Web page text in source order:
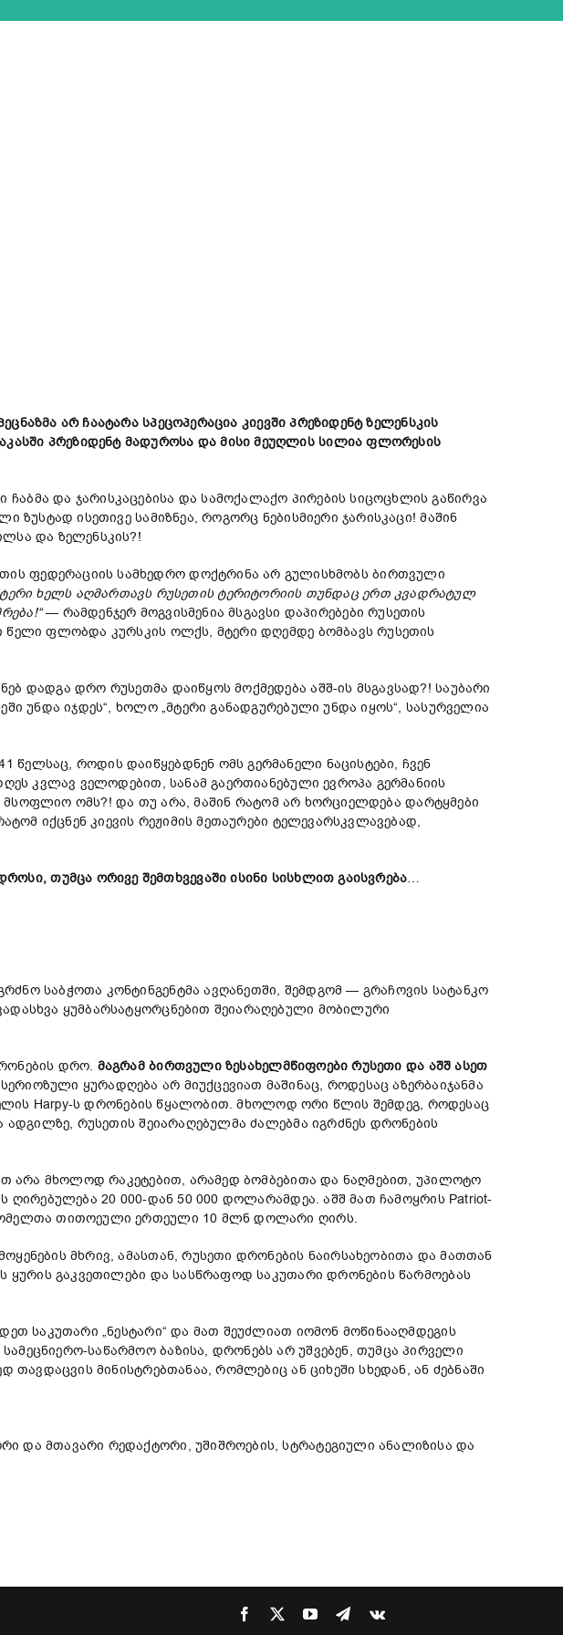
არ ჩაატარა სპეცოპერაცია კიევში პრეზიდენტ ზელენსკის
პრეზიდენტ მადუროსა და მისი მეუღლის სილია ფლორესის
და ჯარისკაცებისა და სამოქალაქო პირების სიცოცხლის გაწირვა
ზუსტად ისეთივე სამიზნეა, როგორც ნებისმიერი ჯარისკაცი! მაშინ
და ზელენსკის?!
ფედერაციის სამხედრო დოქტრინა არ გულისხმობს ბირთვული
ხელს აღმართავს რუსეთის ტერიტორიის თუნდაც ერთ კვადრატულ
!“— რამდენჯერ მოგვისმენია მსგავსი დაპირებები რუსეთის
წელი ფლობდა კურსკის ოლქს, მტერი დღემდე ბომბავს რუსეთის
დადგა დრო რუსეთმა დაიწყოს მოქმედება აშშ-ის მსგავსად?! საუბარი
უნდა იჯდეს“, ხოლო „მტერი განადგურებული უნდა იყოს“, სასურველია
წელსაც, როდის დაიწყებდნენ ომს გერმანელი ნაცისტები, ჩვენ
კვლავ ველოდებით, სანამ გაერთიანებული ევროპა გერმანიის
მსოფლიო ომს?! და თუ არა, მაშინ რატომ არ ხორციელდება დარტყმები
იქცნენ კიევის რეჟიმის მეთაურები ტელევარსკვლავებად,
სი,თუმცა ორივე შემთხვევაში ისინი სისხლით გაისვრება…
საბჭოთა კონტინგენტმა ავღანეთში, შემდგომ — გრაჩოვის სატანკო
ყუმბარსატყორცნებით შეიარაღებული მობილური
დრო. მაგრამ ბირთვული ზესახელმწიფოები რუსეთი და აშშ ასეთ
ყურადღება არ მიუქცევიათ მაშინაც, როდესაც აზერბაიჯანმა
Harpy-ს დრონების წყალობით. მხოლოდ ორი წლის შემდეგ, როდესაც
ადგილზე, რუსეთის შეიარაღებულმა ძალებმა იგრძნეს დრონების
არა მხოლოდ რაკეტებით, არამედ ბომბებითა და ნაღმებით, უპილოტო
20 000-დან 50 000 დოლარამდეა. აშშ მათ ჩამოყრის Patriot-
თითოეული ერთეული 10 მლნ დოლარი ღირს.
მხრივ, ამასთან, რუსეთი დრონების ნაირსახეობითა და მათთან
ყურის გაკვეთილები და სასწრაფოდ საკუთარი დრონების წარმოებას
საკუთარი „ნესტარი“ და მათ შეუძლიათ იომონ მოწინააღმდეგის
საწარმოო ბაზისა, დრონებს არ უშვებენ, თუმცა პირველი
მინისტრებთანაა, რომლებიც ან ციხეში სხედან, ან ძებნაში
და მთავარი რედაქტორი, უშიშროების, სტრატეგიული ანალიზისა და